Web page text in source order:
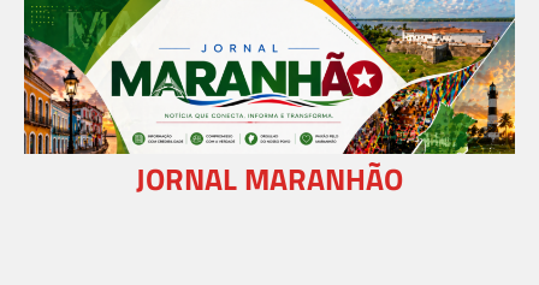
Skip
content
JORNAL MARANHÃO